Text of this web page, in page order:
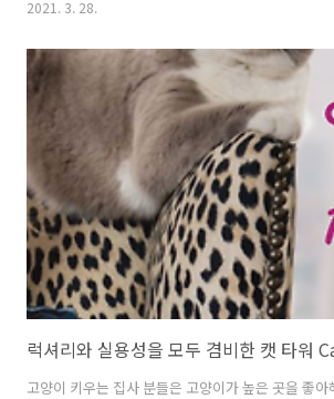
다. 이제는 마스크가 일상이 되었습니다. 그럼에도
겠지 했지만 '빌 게이츠'옹이 말한대로 2년이 되어야
듯합니다. 그것도 희망적인 시선이고 더 길어질 수
마스크라는 훌륭한 도구가 있어서 이 사태의 확산을
마스크의 소중함을 말해봐야 귀만 아픕니다. 마스크
스웨덴..
2021. 3. 28.
럭셔리와 실용성을 모두 겸비한 캣 타워
고양이 키우는 집사 분들은 고양이가 높은 곳을 좋